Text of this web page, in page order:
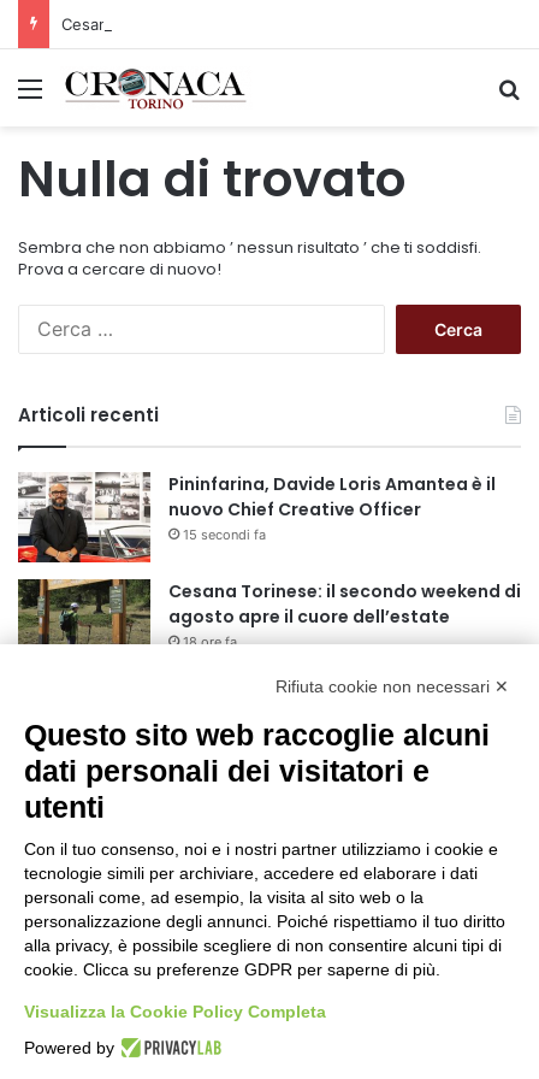
Menu
Nulla di trovato
Sembra che non abbiamo ’ nessun risultato ’ che ti soddisfi.
Prova a cercare di nuovo!
c
p
e
Articoli recenti
Pininfarina, Davide Loris Amantea è il
nuovo Chief Creative Officer
15 secondi fa
Cesana Torinese: il secondo weekend di
agosto apre il cuore dell’estate
18 ore fa
Siccità: Il Piemonte avvia le procedure
per la richiesta dello stato di calamità
naturale
19 ore fa
precampionato
22 ore fa
Nidi comunali: dalla Regione 1,5 milioni
di euro per ampliare gli orari dei servizi
a parità di tariffa
Eclissi di Sole del 12 agosto: potenziati i
collegamenti verso la collina
Rifiuta cookie non necessari ✕
Questo sito web raccoglie alcuni
dati personali dei visitatori e
utenti
Con il tuo consenso, noi e i nostri partner utilizziamo i cookie e
tecnologie simili per archiviare, accedere ed elaborare i dati
personali come, ad esempio, la visita al sito web o la
personalizzazione degli annunci. Poiché rispettiamo il tuo diritto
alla privacy, è possibile scegliere di non consentire alcuni tipi di
cookie. Clicca su preferenze GDPR per saperne di più.
Visualizza la Cookie Policy Completa
Powered by